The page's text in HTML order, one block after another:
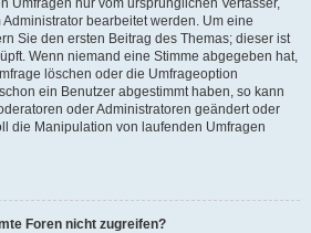
Umfragen nur vom ursprünglichen Verfasser,
bearbeitet werden. Um eine
Sie den ersten Beitrag des Themas; dieser ist
Wenn niemand eine Stimme abgegeben hat,
löschen oder die Umfrageoption
ein Benutzer abgestimmt haben, so kann
oder Administratoren geändert oder
die Manipulation von laufenden Umfragen
Foren nicht zugreifen?